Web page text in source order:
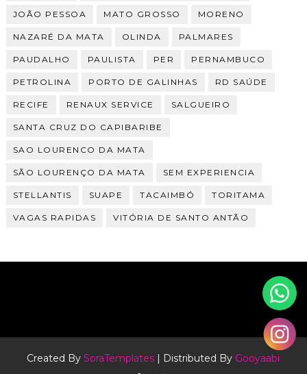
JOÃO PESSOA MATO GROSSO MORENO
NAZARÉ DA MATA OLINDA PALMARES
PAUDALHO PAULISTA PER PERNAMBUCO
PETROLINA PORTO DE GALINHAS RD SAÚDE
RECIFE RENAUX SERVICE SALGUEIRO
SANTA CRUZ DO CAPIBARIBE
SAO LOURENCO DA MATA
SÃO LOURENÇO DA MATA SEM EXPERIENCIA
STELLANTIS SUAPE TACAIMBÓ TORITAMA
VAGAS RAPIDAS VITÓRIA DE SANTO ANTÃO
Created BySoraTemplates | Distributed By Gooyaabi